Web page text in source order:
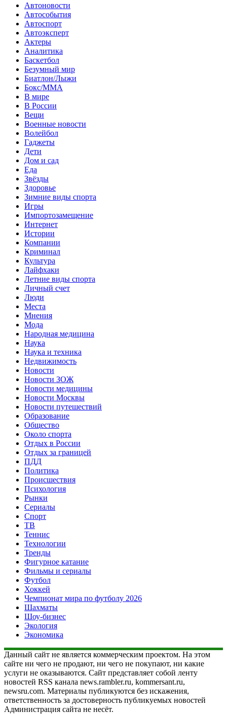
Автоновости
Автособытия
Автоспорт
Автоэксперт
Актеры
Аналитика
Баскетбол
Безумный мир
Биатлон/Лыжи
Бокс/MMA
В мире
В России
Вещи
Военные новости
Волейбол
Гаджеты
Дети
Дом и сад
Еда
Звёзды
Здоровье
Зимние виды спорта
Игры
Импортозамещение
Интернет
Истории
Компании
Криминал
Культура
Лайфхаки
Летние виды спорта
Личный счет
Люди
Места
Мнения
Мода
Народная медицина
Наука
Наука и техника
Недвижимость
Новости
Новости ЗОЖ
Новости медицины
Новости Москвы
Новости путешествий
Образование
Общество
Около спорта
Отдых в России
Отдых за границей
ПДД
Политика
Происшествия
Психология
Рынки
Сериалы
Спорт
ТВ
Теннис
Технологии
Тренды
Фигурное катание
Фильмы и сериалы
Футбол
Хоккей
Чемпионат мира по футболу 2026
Шахматы
Шоу-бизнес
Экология
Экономика
Данный сайт не является коммерческим проектом. На этом
сайте ни чего не продают, ни чего не покупают, ни какие
услуги не оказываются. Сайт представляет собой ленту
новостей RSS канала news.rambler.ru, kommersant.ru,
newsru.com. Материалы публикуются без искажения,
ответственность за достоверность публикуемых новостей
Администрация сайта не несёт.